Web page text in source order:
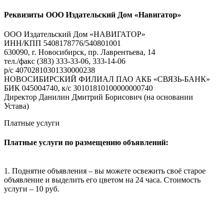
Реквизиты ООО Издательский Дом «Навигатор»
ООО Издательский Дом «НАВИГАТОР»
ИНН/КПП 5408178776/540801001
630090, г. Новосибирск, пр. Лаврентьева, 14
тел./факс (383) 333-33-06, 333-14-06
р/с 40702810301330000238
НОВОСИБИРСКИЙ ФИЛИАЛ ПАО АКБ «СВЯЗЬ-БАНК»
БИК 045004740, к/с 30101810100000000740
Директор Данилин Дмитрий Борисович (на основании
Устава)
Платные услуги
Платные услуги по размещению объявлений:
1. Поднятие объявления – вы можете освежить своё старое
объявление и выделить его цветом на 24 часа. Стоимость
услуги – 10 руб.